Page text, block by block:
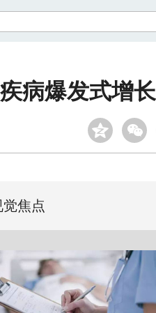
病爆发式增长
觉焦点